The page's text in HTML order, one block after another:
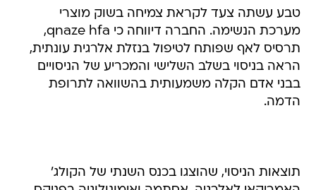
טבע עשתה צעד לקראת צמיחה בשוק מוצרי
מערכת הנשימה. החברה דיווחה כי qnaze hfa,
תרסיס לאף שפותח לטיפול בנזלת אלרגית עונתית,
הראה בניסוי בשלב השלישי והמכריע של הניסויים
בבני אדם הקלה משמעותית בהשוואה לתרופת
הדמה.
תוצאות הניסוי, שהוצגו בכנס השנתי של הקולג'